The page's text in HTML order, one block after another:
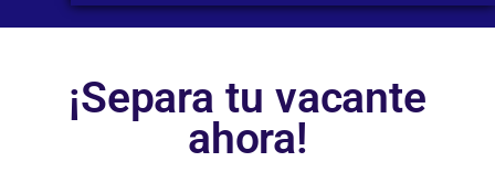
¡Separa tu vacante
ahora!